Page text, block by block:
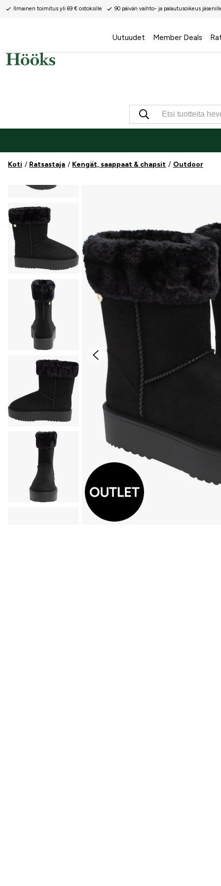
Ilmainen toimitus yli 69 € ostoksille 90 päivän vaihto- ja palautusoikeus
Uutuudet Member Deals
Koti Ratsastaja Kengät, saappaat & chapsit Outdoor